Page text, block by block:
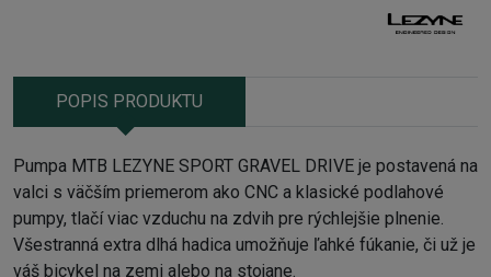
POPIS PRODUKTU
Pumpa MTB LEZYNE SPORT GRAVEL DRIVE je postavená na
valci s väčším priemerom ako CNC a klasické podlahové
pumpy, tlačí viac vzduchu na zdvih pre rýchlejšie plnenie.
Všestranná extra dlhá hadica umožňuje ľahké fúkanie, či už je
váš bicykel na zemi alebo na stojane.